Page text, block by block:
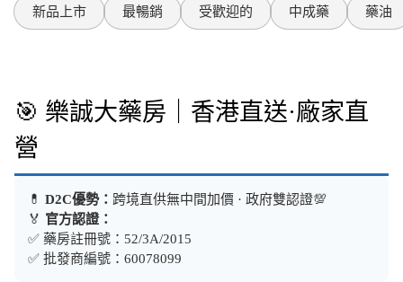
新品上市 最暢銷 受歡迎的 中成藥 藥油
🎯 樂誠大藥房｜香港直送·廠家直
營
💊 D2C優勢： 跨境直供無中間加價 · 政府雙認證💯
🏅 官方認證：
✅ 藥房註冊號：52/3A/2015
✅ 批發商編號：60078099